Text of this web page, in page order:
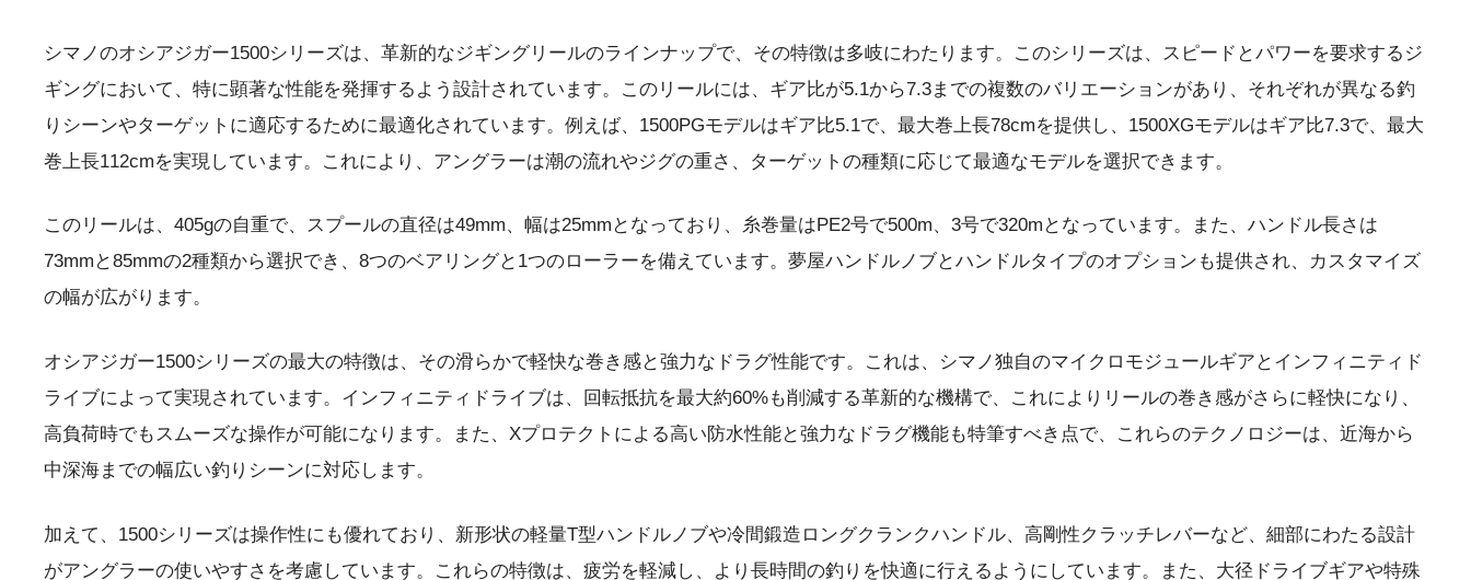
シマノのオシアジガー1500シリーズは、革新的なジギングリールのラインナップで、その特徴は多岐にわたります。このシリーズは、スピードとパワーを要求するジ
ギングにおいて、特に顕著な性能を発揮するよう設計されています。このリールには、ギア比が5.1から7.3までの複数のバリエーションがあり、それぞれが異なる釣
りシーンやターゲットに適応するために最適化されています。例えば、1500PGモデルはギア比5.1で、最大巻上長78cmを提供し、1500XGモデルはギア比7.3で、最大
巻上長112cmを実現しています。これにより、アングラーは潮の流れやジグの重さ、ターゲットの種類に応じて最適なモデルを選択できます。
このリールは、405gの自重で、スプールの直径は49mm、幅は25mmとなっており、糸巻量はPE2号で500m、3号で320mとなっています。また、ハンドル長さは
73mmと85mmの2種類から選択でき、8つのベアリングと1つのローラーを備えています。夢屋ハンドルノブとハンドルタイプのオプションも提供され、カスタマイズ
の幅が広がります。
オシアジガー1500シリーズの最大の特徴は、その滑らかで軽快な巻き感と強力なドラグ性能です。これは、シマノ独自のマイクロモジュールギアとインフィニティド
ライブによって実現されています。インフィニティドライブは、回転抵抗を最大約60%も削減する革新的な機構で、これによりリールの巻き感がさらに軽快になり、
高負荷時でもスムーズな操作が可能になります。また、Xプロテクトによる高い防水性能と強力なドラグ機能も特筆すべき点で、これらのテクノロジーは、近海から
中深海までの幅広い釣りシーンに対応します。
加えて、1500シリーズは操作性にも優れており、新形状の軽量T型ハンドルノブや冷間鍛造ロングクランクハンドル、高剛性クラッチレバーなど、細部にわたる設計
がアングラーの使いやすさを考慮しています。これらの特徴は、疲労を軽減し、より長時間の釣りを快適に行えるようにしています。また、大径ドライブギアや特殊